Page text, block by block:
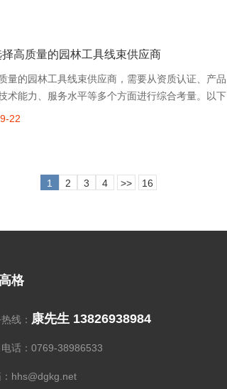
高质量的园林工具线束供应商
量的园林工具线束供应商，需要从资质认证、产品
术能力、服务水平等多个方面进行综合考量。以下
选择要点：资质与认证行业标准认证：确保供应商
22
1 2 3 4 >> 16
格
线： 康先生 13826938984
话：0769-38986533
：hhs@dgkg.net